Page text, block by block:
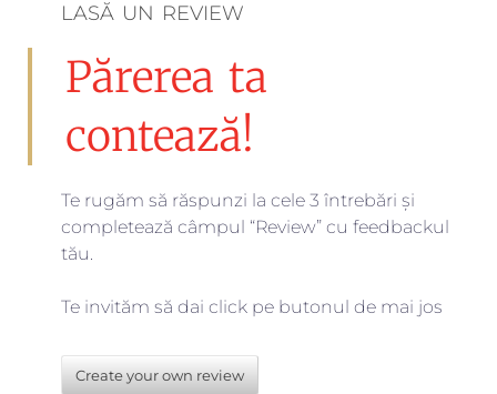
LASĂ UN REVIEW
Părerea ta
contează!
Te rugăm să răspunzi la cele 3 întrebări și
completează câmpul “Review” cu feedbackul
tău.
Te invităm să dai click pe butonul de mai jos
Create your own review